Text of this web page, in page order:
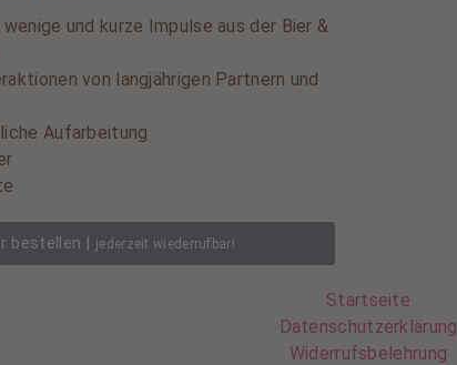
und kurze Impulse aus der Bier &
von langjährigen Partnern und
Aufarbeitung
bestellen | jederzeit wiederrufbar!
Startseite
Datenschutzerklärung
Widerrufsbelehrung